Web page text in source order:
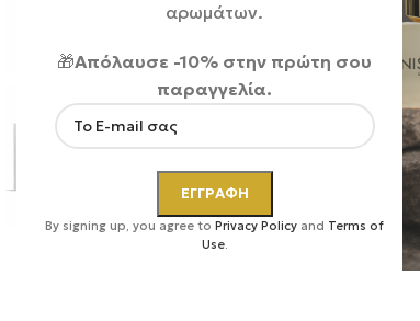
αρωμάτων.
🎁Απόλαυσε -10% στην πρώτη σου
παραγγελία.
By signing up, you agree toPrivacy Policy and Terms of
Use.
Κάντε κλικ για μεγέθυνση